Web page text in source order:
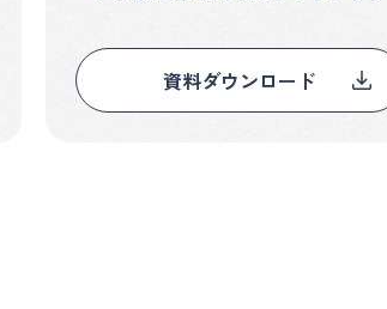
資料ダウンロード